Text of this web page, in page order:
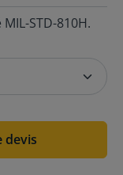
STD-810H.
devis